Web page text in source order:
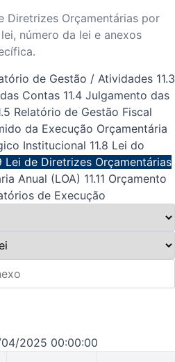
Diretrizes Orçamentárias por
número da lei e anexos
de Gestão / Atividades 11.3
Contas 11.4 Julgamento das
Relatório de Gestão Fiscal
da Execução Orçamentária
Institucional 11.8 Lei do
Lei de Diretrizes Orçamentárias
Anual (LOA) 11.11 Orçamento
de Execução
2025 00:00:00